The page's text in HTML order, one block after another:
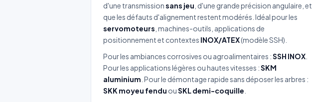
d'une transmissionsans jeu , d'une grande précision angulaire, et
que les défauts d'alignement restent modérés. Idéal pour les
servomoteurs , machines-outils, applications de
positionnement et contextes INOX/ATEX(modèle SSH).
Pour les ambiances corrosives ou agroalimentaires :SSH INOX
Pour les applications légères ou hautes vitesses :SKM
aluminium . Pour le démontage rapide sans déposer les arbres :
SKK moyeu fendu ouSKL demi-coquille